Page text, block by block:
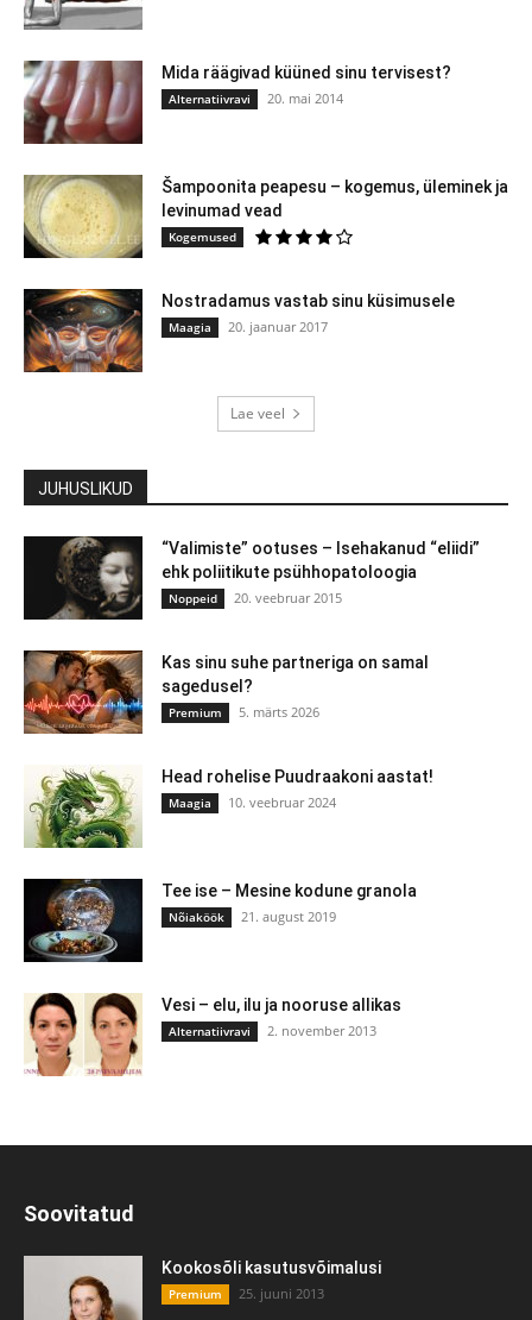
Mida räägivad küüned sinu tervisest?
Alternatiivravi 20. mai 2014
Šampoonita peapesu – kogemus, üleminek ja
levinumad vead
Kogemused
Nostradamus vastab sinu küsimusele
Maagia 20. jaanuar 2017
Lae veel
JUHUSLIKUD
“Valimiste” ootuses – Isehakanud “eliidi”
ehk poliitikute psühhopatoloogia
Noppeid 20. veebruar 2015
Kas sinu suhe partneriga on samal
sagedusel?
Premium 5. märts 2026
Head rohelise Puudraakoni aastat!
Maagia 10. veebruar 2024
Tee ise – Mesine kodune granola
Nõiaköök 21. august 2019
Vesi – elu, ilu ja nooruse allikas
Alternatiivravi 2. november 2013
Soovitatud
Kookosõli kasutusvõimalusi
Premium 25. juuni 2013